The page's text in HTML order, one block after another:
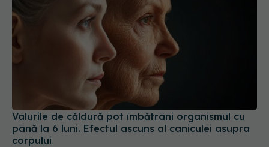
Valurile de căldură pot îmbătrâni organismul cu
până la 6 luni. Efectul ascuns al caniculei asupra
corpului